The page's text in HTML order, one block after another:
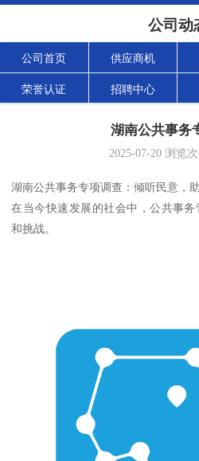
公司动
公司首页 供应商机
荣誉认证 招聘中心
湖南公共事务
2025-07-20浏览次
湖南公共事务专项调查：倾听民意，
在当今快速发展的社会中，公共事
和挑战。